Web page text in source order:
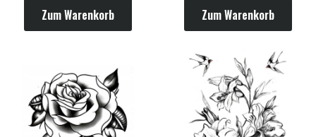
Zum Warenkorb Zum Warenkorb